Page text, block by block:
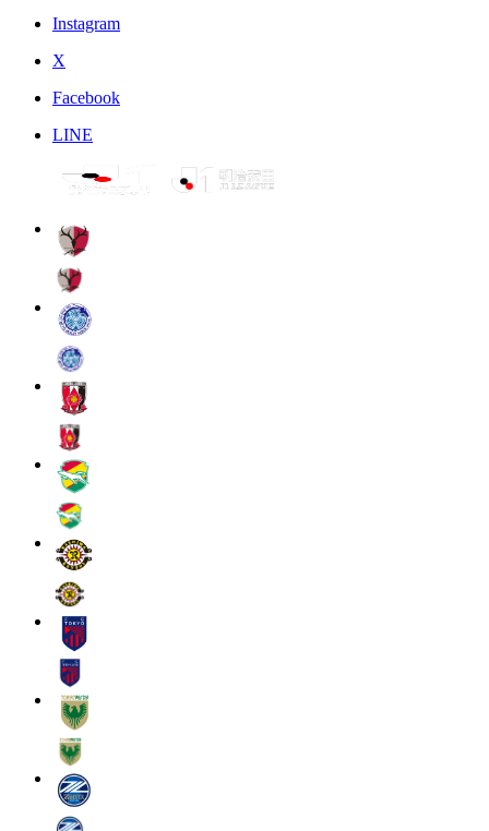
Instagram
X
Facebook
LINE